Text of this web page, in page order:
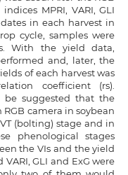
MPRI, VARI, GLI
in each harvest in
cycle, samples were
With the yield data,
and, later, the
of each harvest was
coefficient (rs).
be suggested that the
camera in soybean
(bolting) stage and in
phenological stages
the VIs and the yield
VARI, GLI and ExG were